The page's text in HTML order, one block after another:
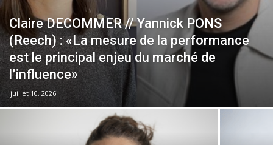
Claire DECOMMER // Yannick PONS
(Reech) : «La mesure de la performance
est le principal enjeu du marché de
l’influence»
juillet 10, 2026